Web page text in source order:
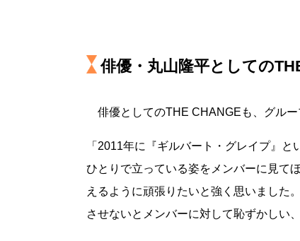
俳優・丸山隆平としての
俳優としてのTHE CHANGEも、グルー
「2011年に『ギルバート・グレイプ』
ひとりで立っている姿をメンバーに見て
えるように頑張りたいと強く思いました
させないとメンバーに対して恥ずかしい